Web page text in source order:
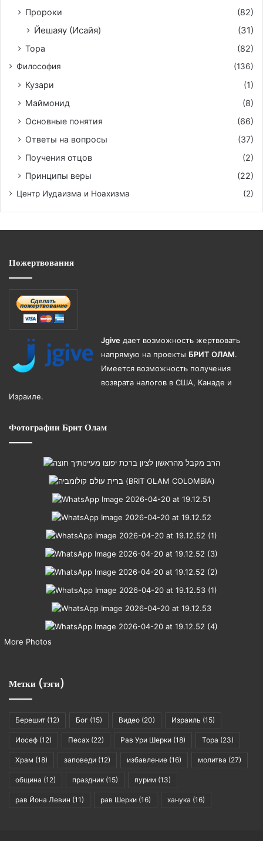
Пророки
(82)
Йешаяу (Исайя) (31)
Тора (82)
Философия (136)
Кузари
(1)
Маймонид
(8)
Основные понятия
(66)
Ответы на вопросы
(37)
Поучения отцов
(2)
Принципы веры
(22)
Центр Иудаизма и Ноахизма (2)
Пожертвования
Jgiveдает возможность жертвовать
напрямую на проекты БРИТ ОЛАМ.
Имеется возможность получения
возврата налогов в США, Канаде и
Израиле.
Фотографии Брит Олам
More Photos
Метки (тэги)
Берешит (12) Бог (15) Видео (20) Израиль (15)
Иосеф (12) Песах (22) Рав Ури Шерки (18) Тора (23)
Храм (18) заповеди (12) избавление (16) молитва (27)
община (12) праздник (15) пурим (13)
рав Йона Левин (11) рав Шерки (16) ханука (16)